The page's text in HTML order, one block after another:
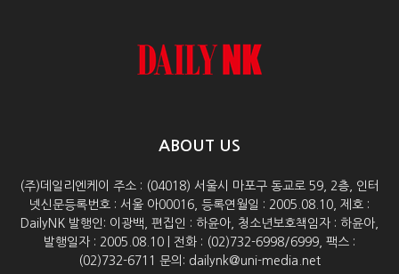
ABOUT US
(주)데일리엔케이 주소 : (04018) 서울시 마포구 동교로 59, 2층, 인터
넷신문등록번호 : 서울 아00016, 등록연월일 : 2005.08.10, 제호 :
DailyNK 발행인: 이광백, 편집인 : 하윤아, 청소년보호책임자 : 하윤아,
발행일자 : 2005.08.10 | 전화 : (02)732-6998/6999, 팩스 :
(02)732-6711 문의: dailynk@uni-media.net